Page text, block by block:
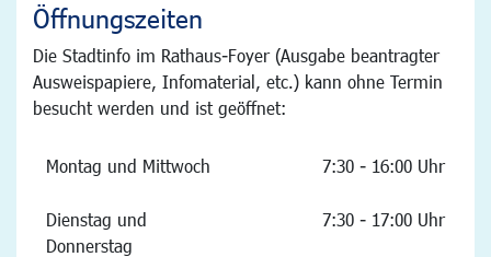
Öffnungszeiten
Die Stadtinfo im Rathaus-Foyer (Ausgabe beantragter
Ausweispapiere, Infomaterial, etc.) kann ohne Termin
besucht werden und ist geöffnet:
Montag und Mittwoch 7:30 - 16:00 Uhr
Dienstag und
Donnerstag
7:30 - 17:00 Uhr